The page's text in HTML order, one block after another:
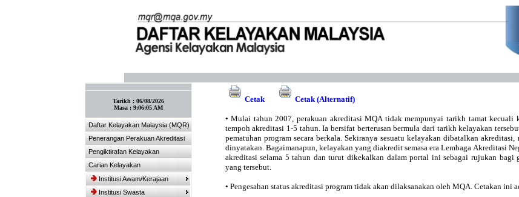
Tarikh : 06/08/2026
Masa : 9:06:05 AM
Daftar Kelayakan Malaysia (MQR)
Penerangan Perakuan Akreditasi
Pengiktirafan Kelayakan
Carian Kelayakan
Institusi Awam/Kerajaan
Institusi Swasta
Cetak Cetak (Alternatif)
• Mulai tahun 2007, perakuan akreditasi MQA tidak mempunyai tarikh tamat kecuali
tempoh akreditasi 1-5 tahun. Ia bersifat berterusan bermula dari tarikh kelayakan
pematuhan program secara berkala. Sekiranya sesuatu kelayakan dibatalkan
dinyatakan. Bagaimanapun, kelayakan yang diakredit semasa era Lembaga Akreditasi
akreditasi selama 5 tahun dan turut dikekalkan dalam portal ini sebagai rujukan bagi
yang tersebut.
• Pengesahan status akreditasi program tidak akan dilaksanakan oleh MQA. Cetakan ini